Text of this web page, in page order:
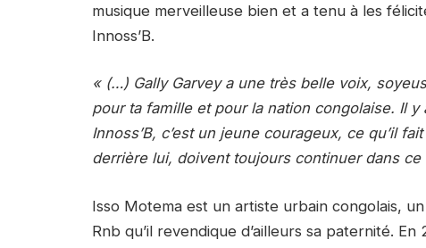
musique merveilleuse bien et a tenu à les
Innoss’B.
« (…) Gally Garvey a une très belle voix,
pour ta famille et pour la nation congolaise. Il y
Innoss’B, c’est un jeune courageux, ce qu’il fait
derrière lui, doivent toujours continuer dans ce
Isso Motema est un artiste urbain congolais,
Rnb qu’il revendique d’ailleurs sa paternité.